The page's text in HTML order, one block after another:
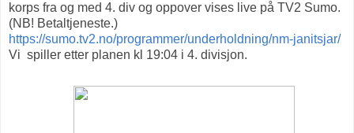
korps fra og med 4. div og oppover vises live på TV2 Sumo.
(NB! Betaltjeneste.)
https://sumo.tv2.no/programmer/underholdning/nm-janitsjar/
Vi spiller etter planen kl 19:04 i 4. divisjon.